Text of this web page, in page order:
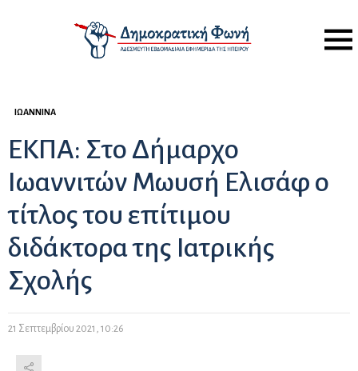
Menu
ΙΩΆΝΝΙΝΑ
ΕΚΠΑ: Στο Δήμαρχο
Ιωαννιτών Μωυσή Ελισάφ ο
τίτλος του επίτιμου
διδάκτορα της Ιατρικής
Σχολής
21 Σεπτεμβρίου 2021, 10:26